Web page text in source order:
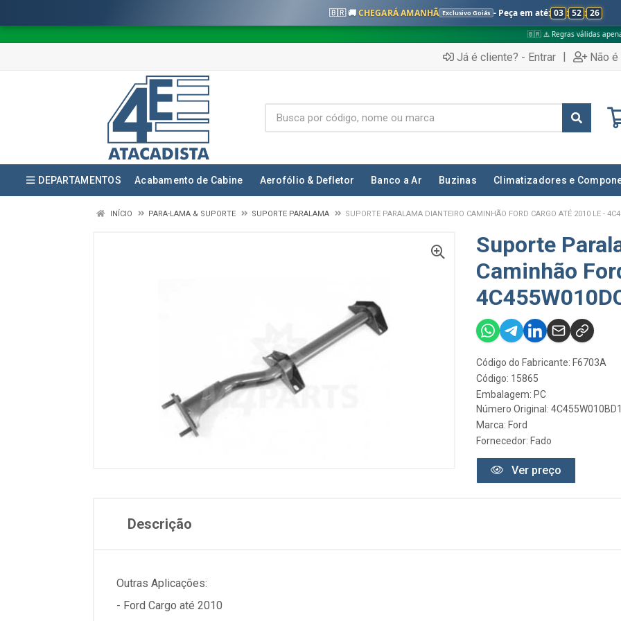
🇧🇷 🚚CHEGARÁ AMANHÃ Exclusivo Goiás - Peça em até: 03 : 52 : 25
🇧🇷 ⚠️ Regras válidas apenas para:
Já é cliente? - Entrar | Não
DEPARTAMENTOS Acabamento de Cabine Aerofólio & Defletor Banco a Ar Buzinas Climatizadores e
INÍCIO PARA-LAMA & SUPORTE SUPORTE PARALAMA SUPORTE PARALAMA DIANTEIRO CAMINHÃO FORD CARGO ATÉ 2010 LE -
Suporte
Caminhão
Código do Fabricante: F6703A
Código: 15865
Embalagem: PC
Número Original:
Marca: Ford
Fornecedor: Fado
Ver preço
Descrição
Outras Aplicações:
- Ford Cargo até 2010